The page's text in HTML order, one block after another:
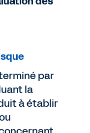
par
la
à établir